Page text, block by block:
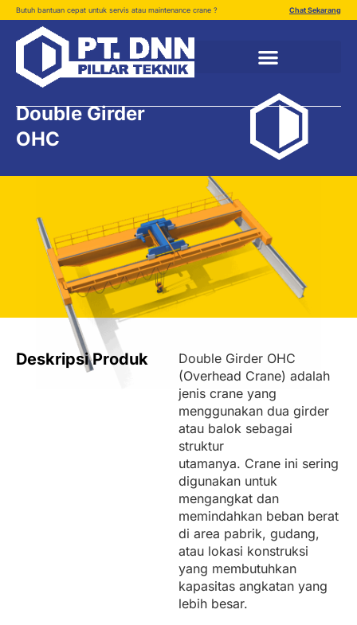
Butuh bantuan cepat untuk servis atau maintenance crane ? Chat Sekarang
Double Girder
OHC
Deskripsi Produk
Double Girder OHC
(Overhead Crane) adalah
jenis crane yang
menggunakan dua girder
atau balok sebagai
struktur
utamanya. Crane ini sering
digunakan untuk
mengangkat dan
memindahkan beban berat
di area pabrik, gudang,
atau lokasi konstruksi
yang membutuhkan
kapasitas angkatan yang
lebih besar.